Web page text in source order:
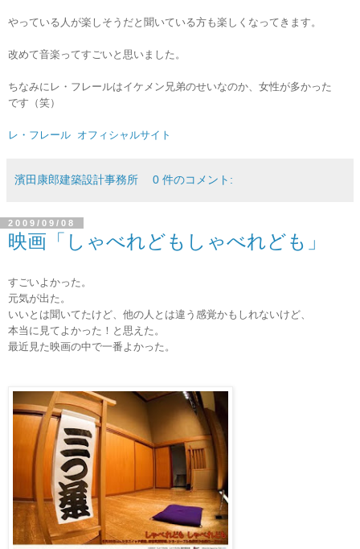
やっている人が楽しそうだと聞いている方も楽しくなってきます。
改めて音楽ってすごいと思いました。
ちなみにレ・フレールはイケメン兄弟のせいなのか、女性が多かった
です（笑）
レ・フレール オフィシャルサイト
濱田康郎建築設計事務所 0 件のコメント:
2009/09/08
映画「しゃべれどもしゃべれども」
すごいよかった。
元気が出た。
いいとは聞いてたけど、他の人とは違う感覚かもしれないけど、
本当に見てよかった！と思えた。
最近見た映画の中で一番よかった。